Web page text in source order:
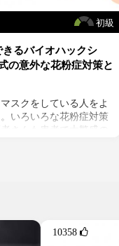
初級
るバイオハックシ
の意外な花粉症対策と
スクをしている人をよ
いろいろな花粉症対策
さんも患者で大繁盛の
前からほぼ完治。昔
10358 